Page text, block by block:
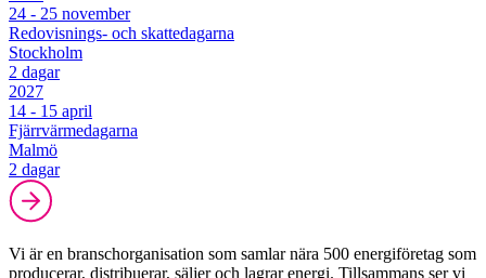
24 - 25 november
Redovisnings- och skattedagarna
Stockholm
2 dagar
2027
14 - 15 april
Fjärrvärmedagarna
Malmö
2 dagar
Vi är en branschorganisation som samlar nära 500 energiföretag som
producerar, distribuerar, säljer och lagrar energi. Tillsammans ser vi